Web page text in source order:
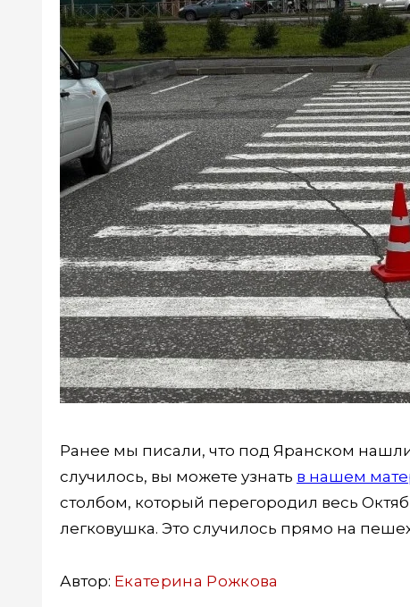
Ранее мы писали, что под Яранском
случилось, вы можете узнать в нашем
столбом, который перегородил весь
легковушка. Это случилось прямо на
Автор: Екатерина Рожкова